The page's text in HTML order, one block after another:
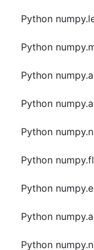
Python
Python
Python
Python
Python
Python
Python
Python
Python